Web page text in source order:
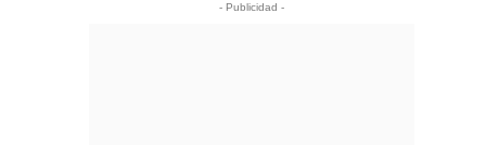
- Publicidad -